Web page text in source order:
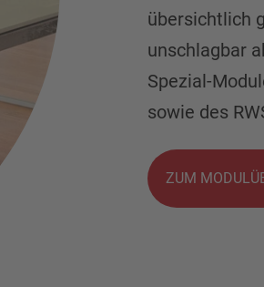
übersichtlich
unschlagbar
Spezial-
sowie des
ZUM